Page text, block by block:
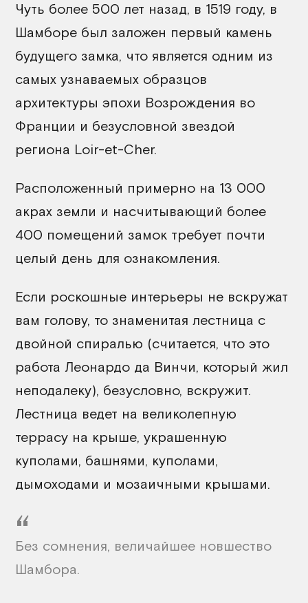
Чуть более 500 лет назад, в 1519 году, в
Шамборе был заложен первый камень
будущего замка, что является одним из
самых узнаваемых образцов
архитектуры эпохи Возрождения во
Франции и безусловной звездой
региона Loir-et-Cher.
Расположенный примерно на 13 000
акрах земли и насчитывающий более
400 помещений замок требует почти
целый день для ознакомления.
Если роскошные интерьеры не вскружат
вам голову, то знаменитая лестница с
двойной спиралью (считается, что это
работа Леонардо да Винчи, который жил
неподалеку), безусловно, вскружит.
Лестница ведет на великолепную
террасу на крыше, украшенную
куполами, башнями, куполами,
дымоходами и мозаичными крышами.
Без сомнения, величайшее новшество
Шамбора.